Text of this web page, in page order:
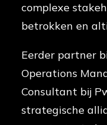
complexe
betrokken en
Eerder partner
Operations
Consultant bij
strategische